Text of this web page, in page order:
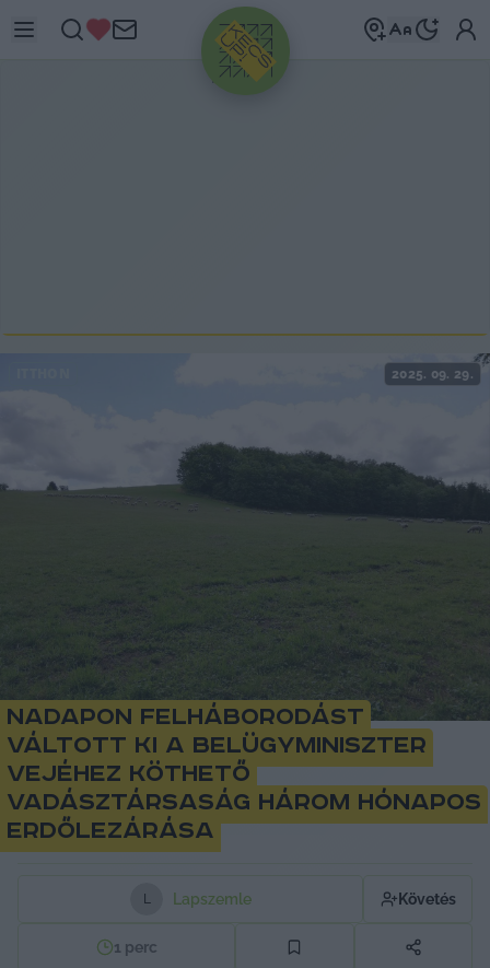
HIRDETÉS
2025. 09. 29.
Nadapon felháborodást
váltott ki a belügyminiszter
vejéhez köthető
vadásztársaság három hónapos
erdőlezárása
L Lapszemle Követés
1 perc